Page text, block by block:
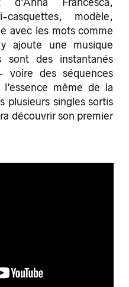
Francesca,
modèle,
avec les mots comme
ajoute une musique
sont des instantanés
des séquences
même de la
plusieurs singles sortis
découvrir son premier